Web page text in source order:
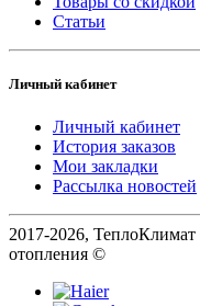
Статьи
Личный кабинет
Личный кабинет
История заказов
Мои закладки
Рассылка новостей
2017-2026, ТеплоКлимат
отопления ©